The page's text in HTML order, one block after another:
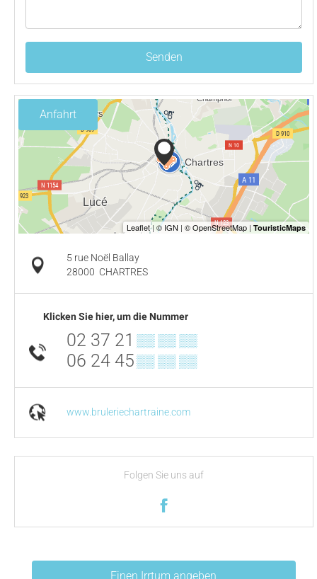
Senden
Anfahrt
5 rue Noël Ballay
28000 CHARTRES
Klicken Sie hier, um die Nummer
02 37 21 ▒▒ ▒▒ ▒▒
06 24 45 ▒▒ ▒▒ ▒▒
www.bruleriechartraine.com
Folgen Sie uns auf
Einen Irrtum angeben